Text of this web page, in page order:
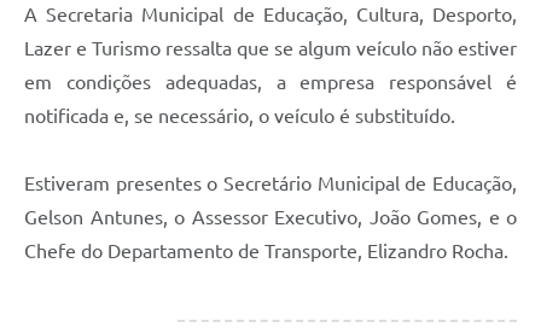
A Secretaria Municipal de Educação, Cultura, Desporto,
Lazer e Turismo ressalta que se algum veículo não estiver
em condições adequadas, a empresa responsável é
notificada e, se necessário, o veículo é substituído.
Estiveram presentes o Secretário Municipal de Educação,
Gelson Antunes, o Assessor Executivo, João Gomes, e o
Chefe do Departamento de Transporte, Elizandro Rocha.